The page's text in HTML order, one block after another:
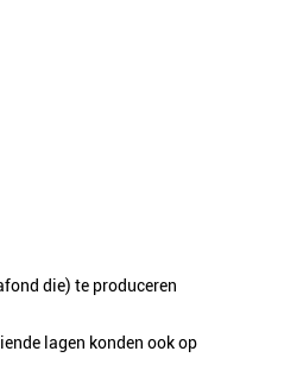
die) te produceren
lagen konden ook op